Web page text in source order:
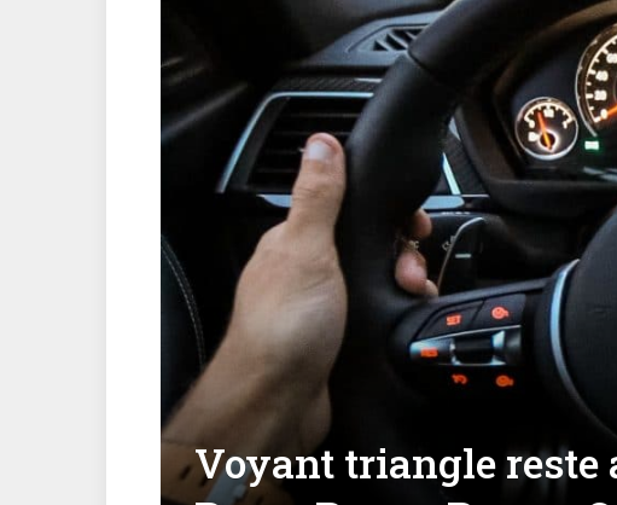
Voyant triangle reste